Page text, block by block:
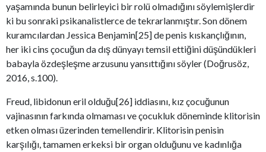
yaşamında bunun belirleyici bir rolü olmadığını söylemişlerdir
ki bu sonraki psikanalistlerce de tekrarlanmıştır. Son dönem
kuramcılardan Jessica Benjamin[25] de penis kıskançlığının,
her iki cins çocuğun da dış dünyayı temsil ettiğini düşündükleri
babayla özdeşleşme arzusunu yansıttığını söyler (Doğrusöz,
2016, s.100).
Freud, libidonun eril olduğu[26] iddiasını, kız çocuğunun
vajinasının farkında olmaması ve çocukluk döneminde klitorisin
etken olması üzerinden temellendirir. Klitorisin penisin
karşılığı, tamamen erkeksi bir organ olduğunu ve kadınlığa